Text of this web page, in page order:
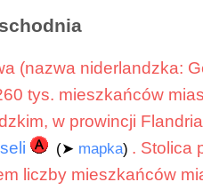
(nazwa niderlandzka:
tys. mieszkańców
w prowincji
(➤ mapka) . Stolica
liczby mieszkańców